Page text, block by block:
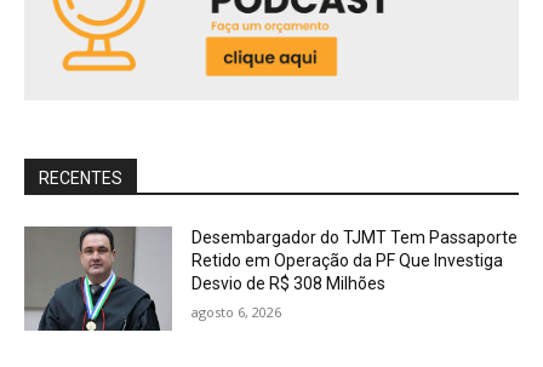
RECENTES
Desembargador do TJMT Tem Passaporte
Retido em Operação da PF Que Investiga
Desvio de R$ 308 Milhões
agosto 6, 2026